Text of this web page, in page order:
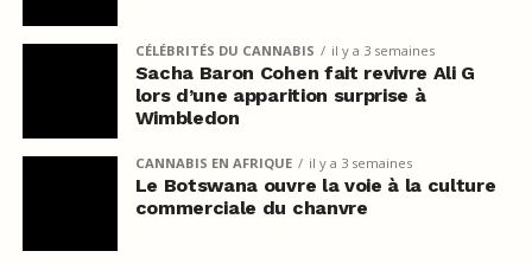
CÉLÉBRITÉS DU CANNABIS il y a 3 semaines
Sacha Baron Cohen fait revivre Ali G
lors d’une apparition surprise à
Wimbledon
CANNABIS EN AFRIQUE il y a 3 semaines
Le Botswana ouvre la voie à la culture
commerciale du chanvre